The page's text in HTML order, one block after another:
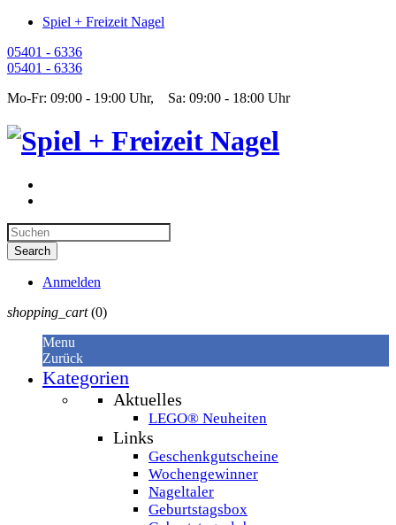
Spiel + Freizeit Nagel
05401 - 6336
05401 - 6336
Mo-Fr: 09:00 - 19:00 Uhr, Sa: 09:00 - 18:00 Uhr
Anmelden
shopping_cart (0)
Menu
Zurück
Kategorien
Aktuelles
LEGO® Neuheiten
Links
Geschenkgutscheine
Wochengewinner
Nageltaler
Geburtstagsbox